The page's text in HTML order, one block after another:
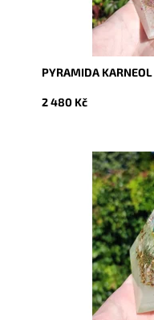
PYRAMIDA KARNEOL
2 480 Kč
Dostupnost:
9224